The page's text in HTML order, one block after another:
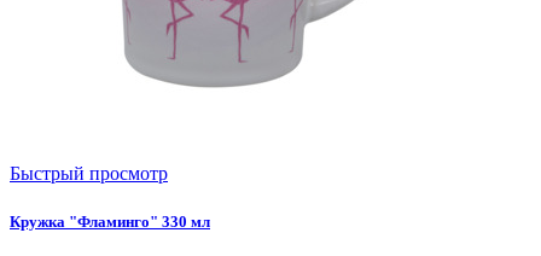
Быстрый просмотр
Кружка "Фламинго" 330 мл